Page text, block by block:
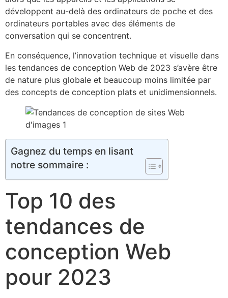
développent au-delà des ordinateurs de poche et des
ordinateurs portables avec des éléments de
conversation qui se concentrent.
En conséquence, l’innovation technique et visuelle dans
les tendances de conception Web de 2023 s’avère être
de nature plus globale et beaucoup moins limitée par
des concepts de conception plats et unidimensionnels.
Gagnez du temps en lisant
notre sommaire :
Top 10 des
tendances de
conception Web
pour 2023